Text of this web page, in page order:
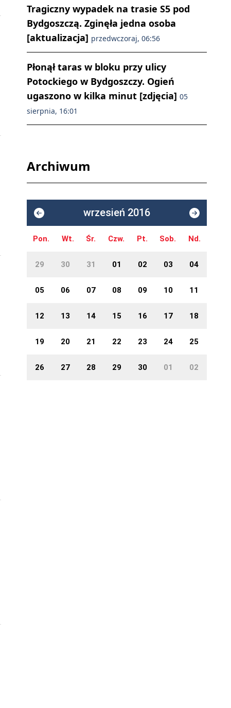
Tragiczny wypadek na trasie S5 pod
Bydgoszczą. Zginęła jedna osoba
[aktualizacja] przedwczoraj, 06:56
Płonął taras w bloku przy ulicy
Potockiego w Bydgoszczy. Ogień
ugaszono w kilka minut [zdjęcia] 05
sierpnia, 16:01
Archiwum
wrzesień 2016
Pon. Wt. Śr. Czw. Pt. Sob. Nd.
29 30 31 01 02 03 04
05 06 07 08 09 10 11
12 13 14 15 16 17 18
19 20 21 22 23 24 25
26 27 28 29 30 01 02